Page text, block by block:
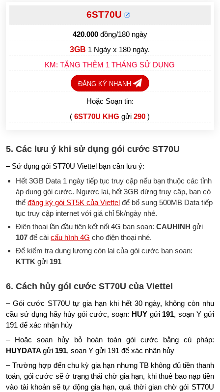
6ST70U
420.000đồng/180 ngày
3GB 1 Ngày x 180 ngày.
KM: TẶNG THÊM 1 THÁNG SỬ DỤNG
ĐĂNG KÝ NHANH
Hoặc Soạn tin:
(6ST70U KHGgửi290 )
5. Các lưu ý khi sử dụng gói cước ST70U
– Sử dụng gói ST70U Viettel bạn cần lưu ý:
Hết 3GB Data 1 ngày tiếp tục truy cập nếu bạn thuộc các tỉnh
áp dụng gói cước. Ngược lại, hết 3GB dừng truy cập, bạn có
thểđăng ký gói ST5K của Viettel để bổ sung 500MB Data tiếp
tục truy cập internet với giá chỉ 5k/ngày nhé.
Điện thoại lần đầu tiên kết nối 4G bạn soạn:CAUHINHgửi
107để càicấu hình 4G cho điện thoại nhé.
Để kiểm tra dung lượng còn lại của gói cước bạn soạn:
KTTKgửi 191
6. Cách hủy gói cước ST70U của Viettel
– Gói cước ST70U tự gia hạn khi hết 30 ngày, không còn nhu
cầu sử dụng hãy hủy gói cước, soạn: HUY gửi 191, soạn Y gửi
191 để xác nhận hủy
– Hoặc soạn hủy bỏ hoàn toàn gói cước bằng cú pháp:
HUYDATAgửi 191, soạn Y gửi 191 để xác nhận hủy
– Trường hợp đến chu kỳ gia hạn nhưng TB không đủ tiền thanh
toán, gói cước sẽ ở trạng thái chờ gia hạn, khi thuê bao nạp tiền
vào tài khoản sẽ tự động gia hạn, quá thời gian chờ gói ST70U